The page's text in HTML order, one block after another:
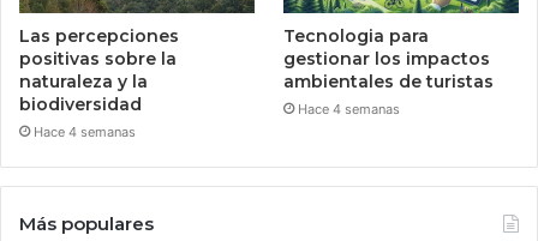
Las percepciones
positivas sobre la
naturaleza y la
biodiversidad
Hace 4 semanas
Tecnologia para
gestionar los impactos
ambientales de turistas
Hace 4 semanas
Más populares